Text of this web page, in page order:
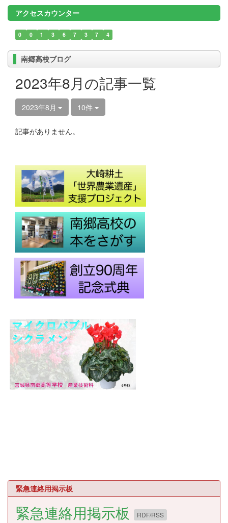
アクセスカウンター
0 0 1 3 6 7 3 7 4
南郷高校ブログ
2023年8月の記事一覧
2023年8月 10件
記事がありません。
緊急連絡用掲示板
緊急連絡用掲示板 RDF/RSS